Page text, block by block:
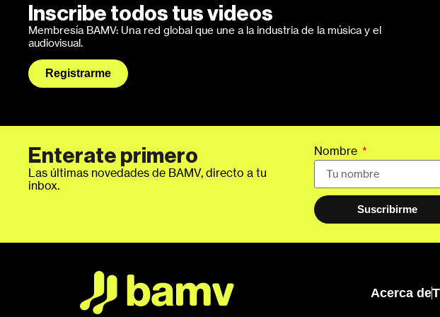
Inscribe todos tus videos
Membresía BAMV: Una red global que une a la industria de la música y el
audiovisual.
Registrarme
Enterate primero
Las últimas novedades de BAMV, directo a tu
inbox.
Nombre
Suscribirme
Acerca de